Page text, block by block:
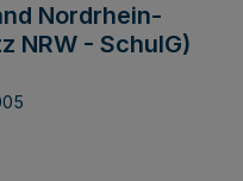
Nordrhein-
NRW - SchulG)